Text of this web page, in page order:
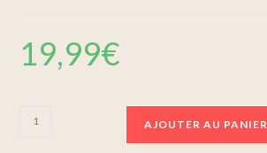
19,99€
AJOUTER AU PANIER